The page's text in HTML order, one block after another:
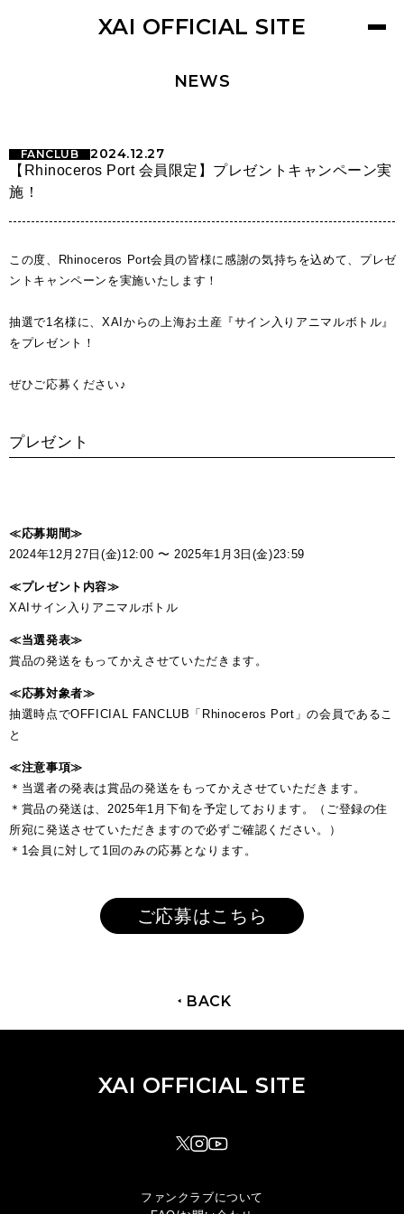
XAI OFFICIAL SITE
NEWS
FANCLUB 2024.12.27
【Rhinoceros Port 会員限定】プレゼントキャンペーン実
施！
この度、Rhinoceros Port会員の皆様に感謝の気持ちを込めて、プレゼ
ントキャンペーンを実施いたします！
抽選で1名様に、XAIからの上海お土産『サイン入りアニマルボトル』
をプレゼント！
ぜひご応募ください♪
プレゼント
≪応募期間≫
2024年12月27日(金)12:00 〜 2025年1月3日(金)23:59
≪プレゼント内容≫
XAIサイン入りアニマルボトル
≪当選発表≫
賞品の発送をもってかえさせていただきます。
≪応募対象者≫
抽選時点でOFFICIAL FANCLUB「Rhinoceros Port」の会員であるこ
と
≪注意事項≫
＊当選者の発表は賞品の発送をもってかえさせていただきます。
＊賞品の発送は、2025年1月下旬を予定しております。（ご登録の住
所宛に発送させていただきますので必ずご確認ください。）
＊1会員に対して1回のみの応募となります。
ご応募はこちら
BACK
TOP
MOVIE
PROFILE
XAI OFFICIAL SITE
ファンクラブについて